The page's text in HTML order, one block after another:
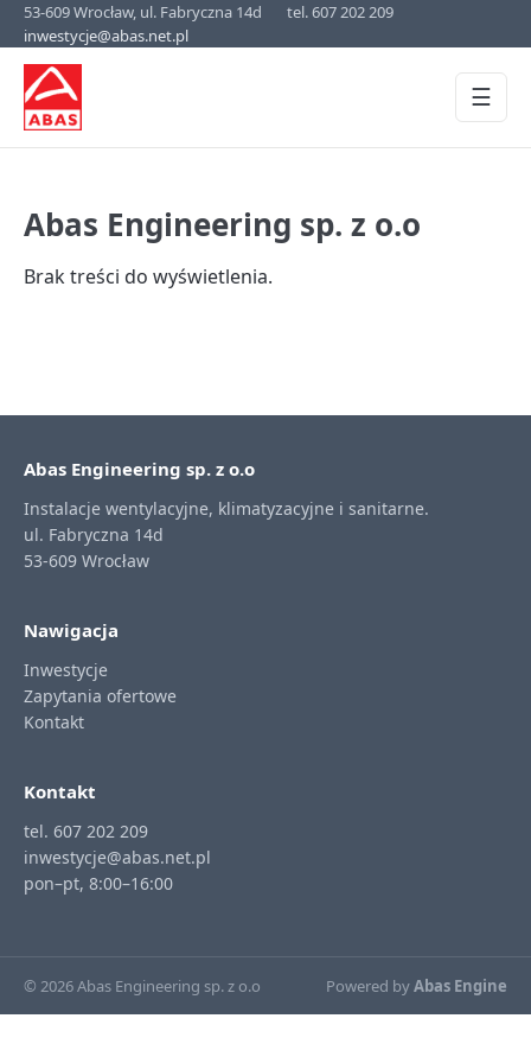
53-609 Wrocław, ul. Fabryczna 14d
tel. 607 202 209
inwestycje@abas.net.pl
☰
Abas Engineering sp. z o.o
Brak treści do wyświetlenia.
Abas Engineering sp. z o.o
Instalacje wentylacyjne, klimatyzacyjne i sanitarne.
ul. Fabryczna 14d
53-609 Wrocław
Nawigacja
Inwestycje
Zapytania ofertowe
Kontakt
Kontakt
tel. 607 202 209
inwestycje@abas.net.pl
pon–pt, 8:00–16:00
© 2026 Abas Engineering sp. z o.o Powered byAbas Engine